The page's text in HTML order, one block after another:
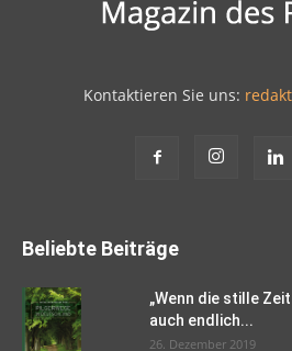
Kontaktieren Sie uns:
Beliebte Beiträge
„Wenn die stille
auch endlich...
26. Dezember 2019